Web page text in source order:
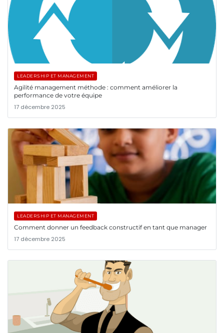
LEADERSHIP ET MANAGEMENT
Agilité management méthode : comment améliorer la
performance de votre équipe
17 décembre 2025
LEADERSHIP ET MANAGEMENT
Comment donner un feedback constructif en tant que manager
17 décembre 2025